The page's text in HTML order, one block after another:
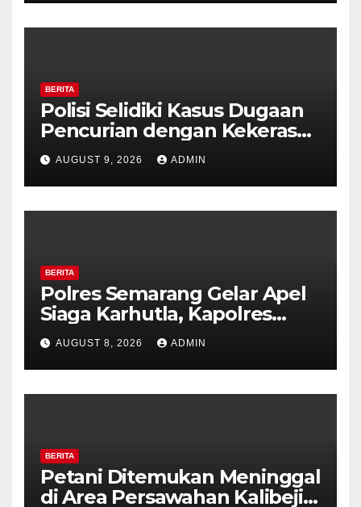
BERITA
Polisi Selidiki Kasus Dugaan
Pencurian dengan Kekerasan
di Counter HP Royal Phone
Ambarawa.
AUGUST 9, 2026 ADMIN
BERITA
Polres Semarang Gelar Apel
Siaga Karhutla, Kapolres
Tekankan Sinergi dan
Kesiapsiagaan Hadapi Musim
Kemarau.
AUGUST 8, 2026 ADMIN
BERITA
Petani Ditemukan Meninggal
di Area Persawahan Kalibeji,